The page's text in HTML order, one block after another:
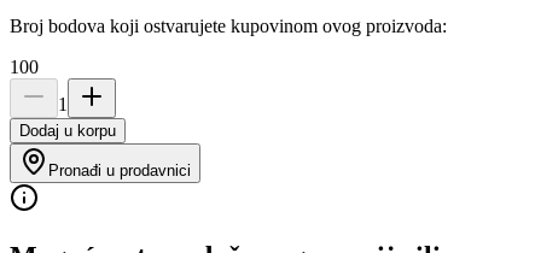
Broj bodova koji ostvarujete kupovinom ovog proizvoda:
100
1
Dodaj u korpu
Pronađi u prodavnici